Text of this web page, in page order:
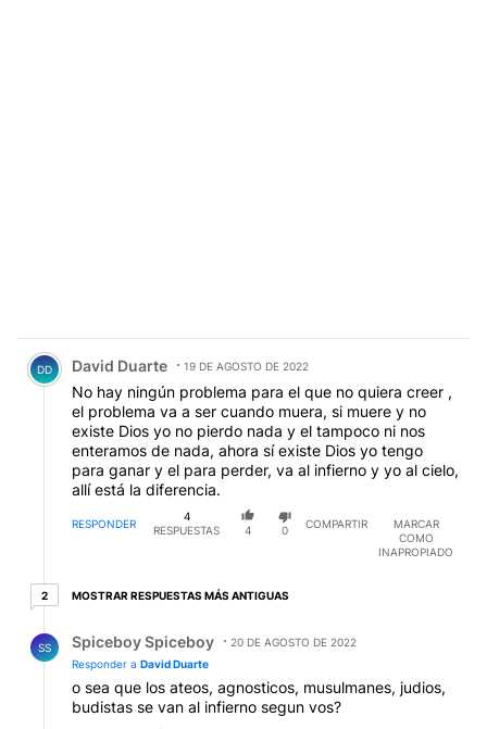
Comentario de David Duarte.
DD David Duarte 19 DE AGOSTO DE 2022
No hay ningún problema para el que no quiera creer ,
el problema va a ser cuando muera, si muere y no
existe Dios yo no pierdo nada y el tampoco ni nos
enteramos de nada, ahora sí existe Dios yo tengo
para ganar y el para perder, va al infierno y yo al cielo,
allí está la diferencia.
RESPONDER
4
RESPUESTAS
4 0
COMPARTIR
MARCAR
COMO
INAPROPIADO
22 respuestas más antiguas
MOSTRAR RESPUESTAS MÁS ANTIGUAS
SS Spiceboy Spiceboy
20 DE AGOSTO DE 2022
Responder a David Duarte
o sea que los ateos, agnosticos, musulmanes, judios,
budistas se van al infierno segun vos?